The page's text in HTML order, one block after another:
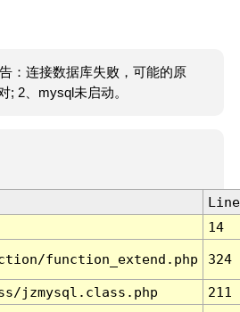
：连接数据库失败，可能的原
; 2、mysql未启动。
Line
14
function_extend.php 324
jzmysql.class.php
211